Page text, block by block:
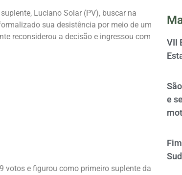
Luciano Solar (PV), buscar na
sua desistência por meio de um
reconsiderou a decisão e ingressou com
votos e figurou como primeiro suplente da
VII
e